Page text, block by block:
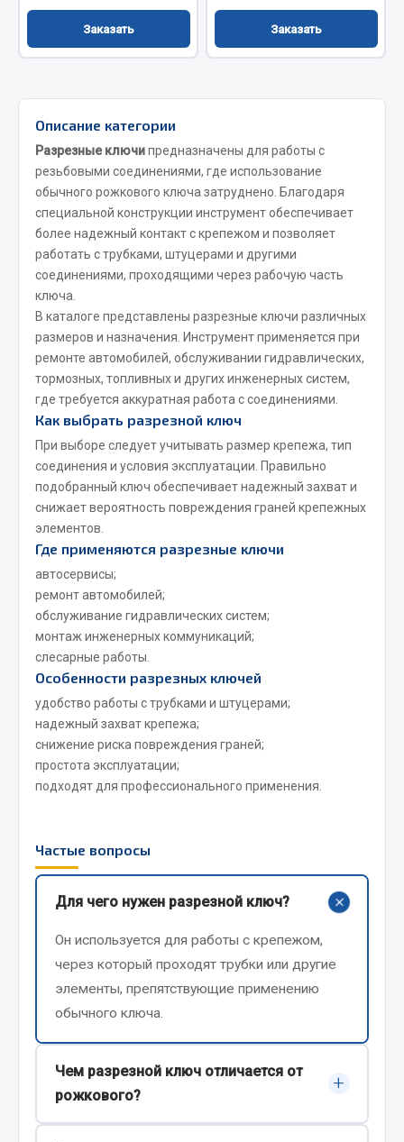
Показать ещё
Запчасти SHAANXI (SHACMAN)
Система питания
Тормозная система
Колеса и шины
Система охлаждения
Кабина
Оперение кабины
Весь раздел
Запчасти FAW
Подвеска
Двигатель
Система охлаждения
Сцепление
Ось передняя
Тормозная система
Электрооборудование
Показать ещё
Весь раздел
Фильтры
Mann-filter
Автоторг
Дифа
Цитрон
Фильтры DONALDSON
Показать ещё
Заказать Заказать
Описание категории
Разрезные ключипредназначены для работы с
резьбовыми соединениями, где использование
обычного рожкового ключа затруднено. Благодаря
специальной конструкции инструмент обеспечивает
более надежный контакт с крепежом и позволяет
работать с трубками, штуцерами и другими
соединениями, проходящими через рабочую часть
ключа.
В каталоге представлены разрезные ключи различных
размеров и назначения. Инструмент применяется при
ремонте автомобилей, обслуживании гидравлических,
тормозных, топливных и других инженерных систем,
где требуется аккуратная работа с соединениями.
Как выбрать разрезной ключ
При выборе следует учитывать размер крепежа, тип
соединения и условия эксплуатации. Правильно
подобранный ключ обеспечивает надежный захват и
снижает вероятность повреждения граней крепежных
элементов.
Где применяются разрезные ключи
автосервисы;
ремонт автомобилей;
обслуживание гидравлических систем;
монтаж инженерных коммуникаций;
слесарные работы.
Особенности разрезных ключей
удобство работы с трубками и штуцерами;
надежный захват крепежа;
снижение риска повреждения граней;
простота эксплуатации;
подходят для профессионального применения.
Частые вопросы
Для чего нужен разрезной ключ? +
Он используется для работы с крепежом,
через который проходят трубки или другие
элементы, препятствующие применению
обычного ключа.
Чем разрезной ключ отличается от
рожкового?
+